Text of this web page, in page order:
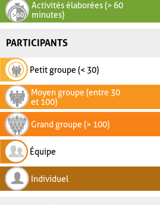
Activités élaborées (> 60
minutes)
PARTICIPANTS
Petit groupe (< 30)
Moyen groupe (entre 30
et 100)
Grand groupe (> 100)
Équipe
Individuel